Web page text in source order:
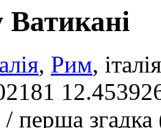
Ватикані
, Рим, італія
перша